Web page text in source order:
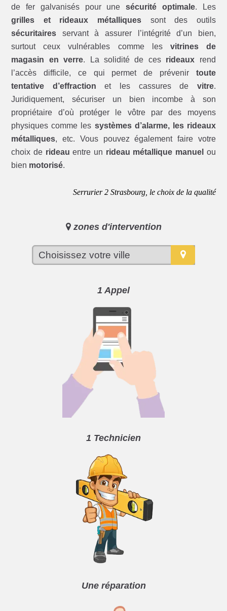
de fer galvanisés pour unesécurité optimale. Les
grilles et rideaux métalliques sont des outils
sécuritaires servant à assurer l’intégrité d’un bien,
surtout ceux vulnérables comme les vitrines de
magasin en verre. La solidité de ces rideaux rend
l’accès difficile, ce qui permet de prévenir toute
tentative d’effraction et les cassures de vitre.
Juridiquement, sécuriser un bien incombe à son
propriétaire d’où protéger le vôtre par des moyens
physiques comme les systèmes d’alarme, les rideaux
métalliques, etc. Vous pouvez également faire votre
choix de rideau entre un rideau métallique manuel ou
bien motorisé.
Serrurier 2 Strasbourg, le choix de la qualité
zones d'intervention
1 Appel
1 Technicien
Une réparation